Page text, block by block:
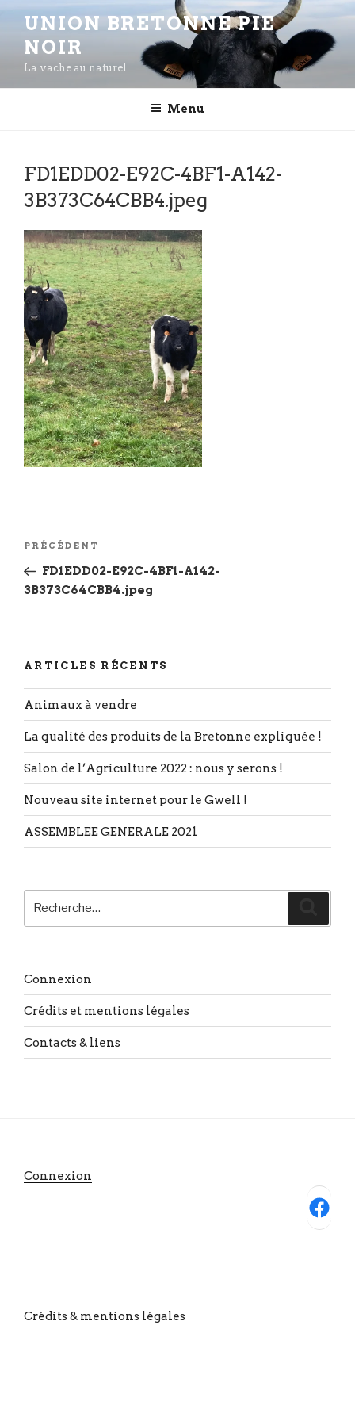
Aller
contenu
principal
UNION BRETONNE PIE
NOIR
La vache au naturel
Menu
FD1EDD02-E92C-4BF1-A142-
3B373C64CBB4.jpeg
Navigation
l’article
Article
précédent
PRÉCÉDENT
FD1EDD02-E92C-4BF1-A142-
3B373C64CBB4.jpeg
ARTICLES RÉCENTS
Animaux à vendre
La qualité des produits de la Bretonne expliquée !
Salon de l’Agriculture 2022 : nous y serons !
Nouveau site internet pour le Gwell !
ASSEMBLEE GENERALE 2021
Connexion
Crédits et mentions légales
Contacts & liens
Connexion
Facebook
Crédits & mentions légales